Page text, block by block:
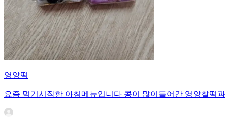
영양떡
요즘 먹기시작한 아침메뉴입니다 콩이 많이들어간 영양찰떡